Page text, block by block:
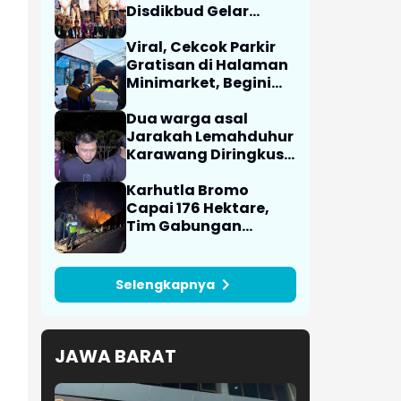
Disdikbud Gelar
Viral, Cekcok Parkir
Gratisan di Halaman
Minimarket, Begini
Dua warga asal
Jarakah Lemahduhur
Karawang Diringkus
Ratusan Obat
Terlarang
Karhutla Bromo
Capai 176 Hektare,
Tim Gabungan
Selengkapnya
JAWA BARAT